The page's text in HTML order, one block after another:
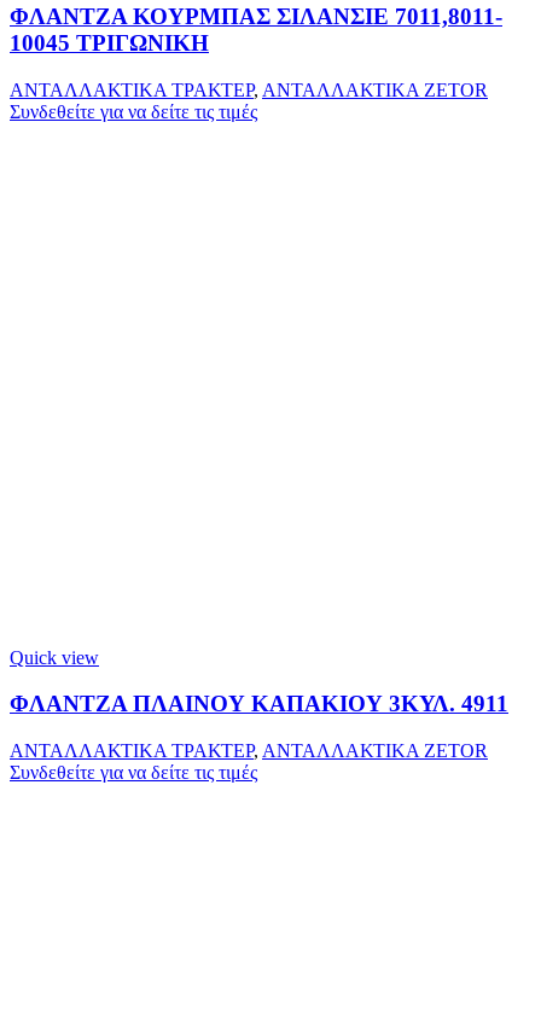
ΦΛΑΝΤΖΑ ΚΟΥΡΜΠΑΣ ΣΙΛΑΝΣΙΕ 7011,8011-
10045 ΤΡΙΓΩΝΙΚΗ
ΑΝΤΑΛΛΑΚΤΙΚΑ ΤΡΑΚΤΕΡ, ΑΝΤΑΛΛΑΚΤΙΚΑ ZETOR
Συνδεθείτε για να δείτε τις τιμές
Quick view
ΦΛΑΝΤΖΑ ΠΛΑΙΝΟΥ ΚΑΠΑΚΙΟΥ 3ΚΥΛ. 4911
ΑΝΤΑΛΛΑΚΤΙΚΑ ΤΡΑΚΤΕΡ, ΑΝΤΑΛΛΑΚΤΙΚΑ ZETOR
Συνδεθείτε για να δείτε τις τιμές